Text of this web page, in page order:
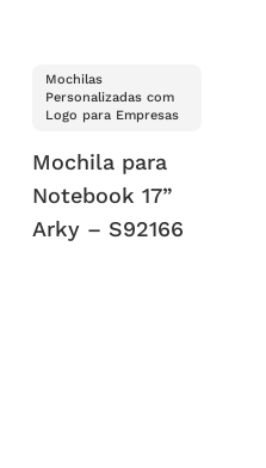
Mochilas
Personalizadas com
Logo para Empresas
Mochila para
Notebook 17”
Arky – S92166